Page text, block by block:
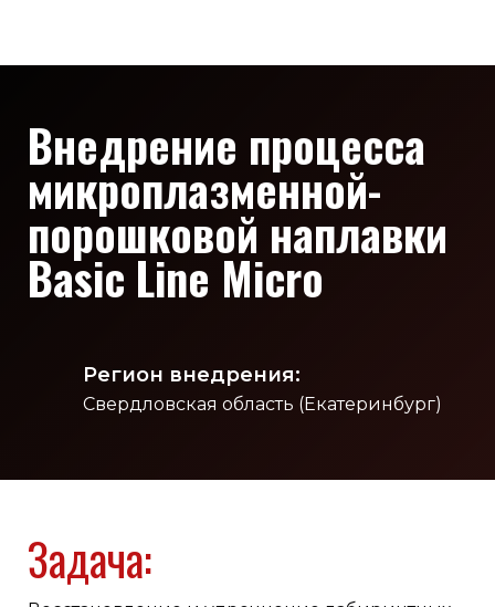
Внедрение процесса
микроплазменной-
порошковой наплавки
Basic Line Micro
Регион внедрения:
Свердловская область (Екатеринбург)
Задача: